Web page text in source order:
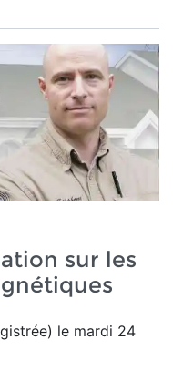
sur les
le mardi 24